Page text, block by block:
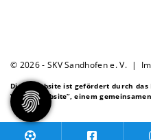
© 2026 - SKV Sandhofen e. V. |
Diese Website ist gefördert durch das
Vereinswebsite”, einem gemeinsamen